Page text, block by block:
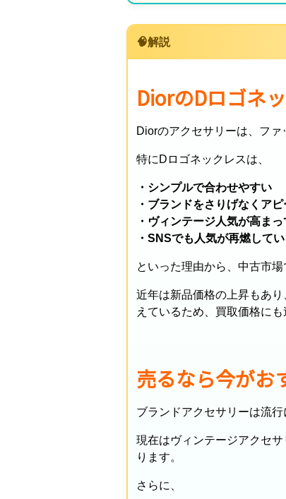
🧠解説
DiorのDロゴネ
Diorのアクセサリーは、ファ
特にDロゴネックレスは、
・シンプルで合わせやすい
・ブランドをさりげなくア
・ヴィンテージ人気が高ま
・SNSでも人気が再燃して
といった理由から、中古市
近年は新品価格の上昇もあ
えているため、買取価格にも
売るなら今がお
ブランドアクセサリーは流行
現在はヴィンテージアクセ
ります。
さらに、